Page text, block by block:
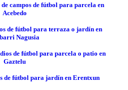
campos de fútbol para parcela en
Acebedo
de fútbol para terraza o jardín en
Nagusia
de fútbol para parcela o patio en
Gaztelu
de fútbol para jardín en Erentxun